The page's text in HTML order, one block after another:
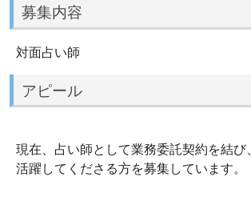
募集内容
対面占い師
アピール
現在、占い師として業務委託契約を結び、
活躍してくださる方を募集しています。